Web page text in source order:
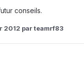
conseils.
2012 par teamrf83